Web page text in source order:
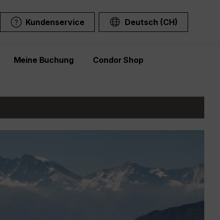
Kundenservice Deutsch (CH)
Meine Buchung Condor Shop